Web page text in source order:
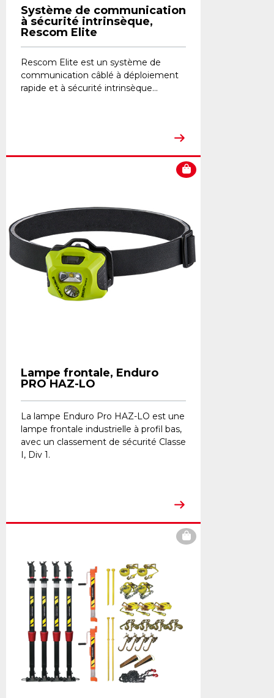
Système de communication
à sécurité intrinsèque,
Rescom Elite
Rescom Elite est un système de
communication câblé à déploiement
rapide et à sécurité intrinsèque...
Lampe frontale, Enduro
PRO HAZ-LO
La lampe Enduro Pro HAZ-LO est une
lampe frontale industrielle à profil bas,
avec un classement de sécurité Classe
I, Div 1.